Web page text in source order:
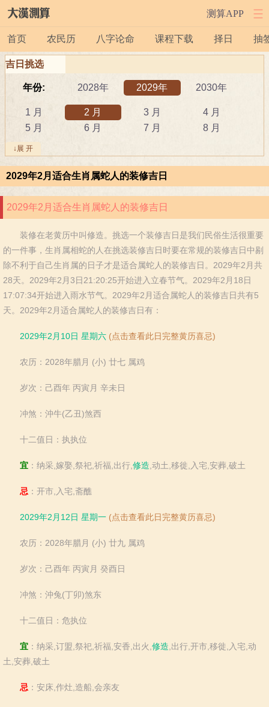
测算APP
首页 农民历 八字论命 课程下载 择日 抽
吉日挑选
年份: 2028年 2029年 2030年
1 月 2 月 3 月
4 月
5 月
6 月 7 月
8 月
9 月
吉日: 安葬 出行
动土
祭祀
结婚 开工
订婚
破土 搬新家
谢土
修坟
装修 搬家
属相: 鼠 牛
虎
兔
龙 蛇
马
羊
猴 鸡
狗
猪
↓展 开
2029年2月适合生肖属蛇人的装修吉日
2029年2月适合生肖属蛇人的装修吉日
装修在老黄历中叫修造。挑选一个装修吉日是我们民俗生活很重要
的一件事，生肖属相蛇的人在挑选装修吉日时要在常规的装修吉日中剔
除不利于自己生肖属的日子才是适合属蛇人的装修吉日。2029年2月共
28天。2029年2月3日21:20:25开始进入立春节气。2029年2月18日
17:07:34开始进入雨水节气。2029年2月适合属蛇人的装修吉日共有5
天。2029年2月适合属蛇人的装修吉日有：
2029年2月10日 星期六 (点击查看此日完整黄历喜忌)
农历：2028年腊月 (小) 廿七 属鸡
岁次：己酉年 丙寅月 辛未日
冲煞：沖牛(乙丑)煞西
十二值日：执执位
宜 ：纳采,嫁娶,祭祀,祈福,出行, 修造 ,动土,移徙,入宅,安葬,破土
忌 ：开市,入宅,斋醮
2029年2月12日 星期一 (点击查看此日完整黄历喜忌)
农历：2028年腊月 (小) 廿九 属鸡
岁次：己酉年 丙寅月 癸酉日
冲煞：沖兔(丁卯)煞东
十二值日：危执位
宜 ：纳采,订盟,祭祀,祈福,安香,出火, 修造 ,出行,开市,移徙,入宅,动
土,安葬,破土
忌 ：安床,作灶,造船,会亲友